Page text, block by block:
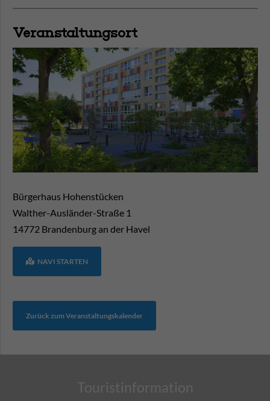
Veranstaltungsort
Bürgerhaus Hohenstücken
Walther-Ausländer-Straße 1
14772 Brandenburg an der Havel
NAVI STARTEN
Zurück zum Veranstaltungskalender
Touristinformation